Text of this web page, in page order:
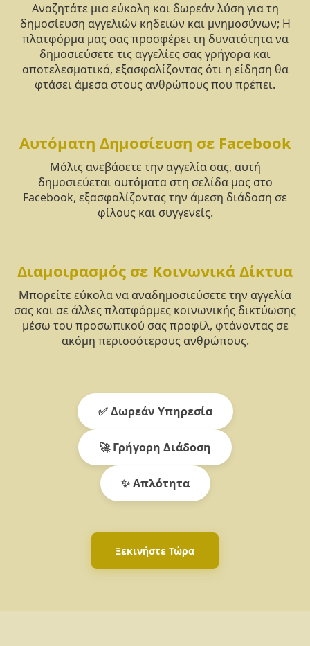
Αναζητάτε μια εύκολη και δωρεάν λύση για τη
δημοσίευση αγγελιών κηδειών και μνημοσύνων; Η
πλατφόρμα μας σας προσφέρει τη δυνατότητα να
δημοσιεύσετε τις αγγελίες σας γρήγορα και
αποτελεσματικά, εξασφαλίζοντας ότι η είδηση θα
φτάσει άμεσα στους ανθρώπους που πρέπει.
Αυτόματη Δημοσίευση σε Facebook
Μόλις ανεβάσετε την αγγελία σας, αυτή
δημοσιεύεται αυτόματα στη σελίδα μας στο
Facebook, εξασφαλίζοντας την άμεση διάδοση σε
φίλους και συγγενείς.
Διαμοιρασμός σε Κοινωνικά Δίκτυα
Μπορείτε εύκολα να αναδημοσιεύσετε την αγγελία
σας και σε άλλες πλατφόρμες κοινωνικής δικτύωσης
μέσω του προσωπικού σας προφίλ, φτάνοντας σε
ακόμη περισσότερους ανθρώπους.
✅ Δωρεάν Υπηρεσία
🚀 Γρήγορη Διάδοση
✨ Απλότητα
Ξεκινήστε Τώρα